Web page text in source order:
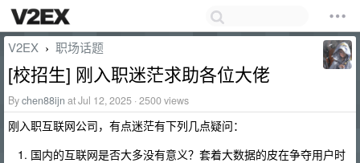
V2EX › 职场话题
[校招生] 刚入职迷茫求助各位大佬
Bychen88ijn at Jul 12, 2025 · 2500 views
刚入职互联网公司，有点迷茫有下列几点疑问：
国内的互联网是否大多没有意义？套着大数据的皮在争夺用户时